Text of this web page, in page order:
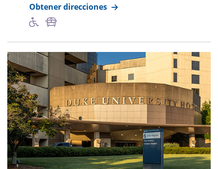
Obtener direcciones